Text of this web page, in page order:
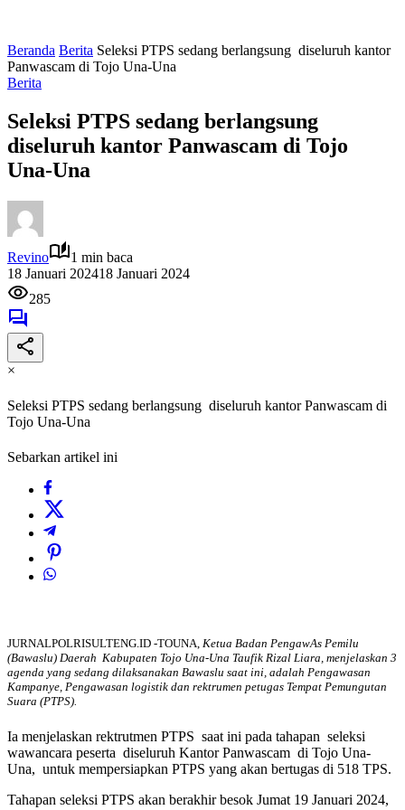
Beranda Berita Seleksi PTPS sedang berlangsung diseluruh kantor
Panwascam di Tojo Una-Una
Berita
Seleksi PTPS sedang berlangsung
diseluruh kantor Panwascam di Tojo
Una-Una
Revino
1 min baca
18 Januari 202418 Januari 2024
285
×
Seleksi PTPS sedang berlangsung diseluruh kantor Panwascam di
Tojo Una-Una
Sebarkan artikel ini
JURNALPOLRISULTENG.ID -TOUNA, Ketua Badan PengawAs Pemilu
(Bawaslu) Daerah Kabupaten Tojo Una-Una Taufik Rizal Liara, menjelaskan 3
agenda yang sedang dilaksanakan Bawaslu saat ini, adalah Pengawasan
Kampanye, Pengawasan logistik dan rektrumen petugas Tempat Pemungutan
Suara (PTPS).
Ia menjelaskan rektrutmen PTPS saat ini pada tahapan seleksi
wawancara peserta diseluruh Kantor Panwascam di Tojo Una-
Una, untuk mempersiapkan PTPS yang akan bertugas di 518 TPS.
Tahapan seleksi PTPS akan berakhir besok Jumat 19 Januari 2024,